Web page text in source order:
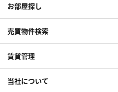
お部屋探し
売買物件検索
賃貸管理
当社について